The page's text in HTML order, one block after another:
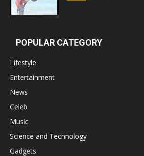
POPULAR CATEGORY
Lifestyle
Entertainment
News
Celeb
Music
Science and Technology
Gadgets